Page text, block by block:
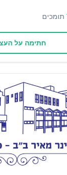
תומכים
חתימה על